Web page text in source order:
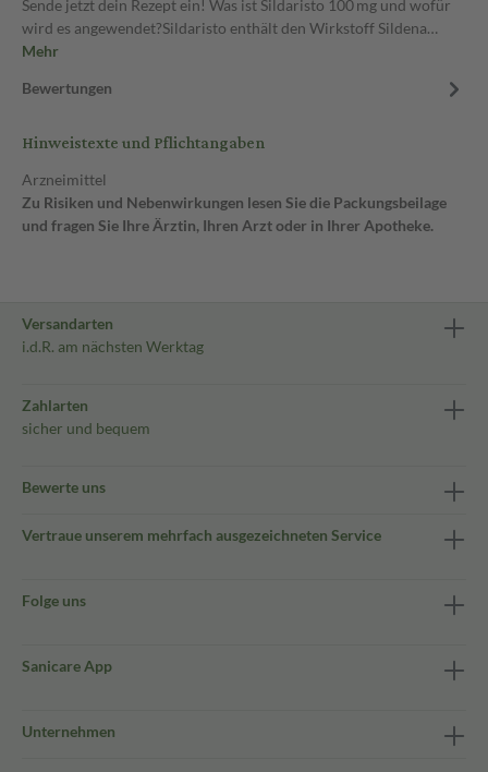
Sende jetzt dein Rezept ein! Was ist Sildaristo 100 mg und wofür
wird es angewendet?Sildaristo enthält den Wirkstoff Sildena…
Mehr
Bewertungen
Hinweistexte und Pflichtangaben
Arzneimittel
Zu Risiken und Nebenwirkungen lesen Sie die Packungsbeilage
und fragen Sie Ihre Ärztin, Ihren Arzt oder in Ihrer Apotheke.
Versandarten
i.d.R. am nächsten Werktag
Zahlarten
sicher und bequem
Bewerte uns
Vertraue unserem mehrfach ausgezeichneten Service
Folge uns
Sanicare App
Unternehmen